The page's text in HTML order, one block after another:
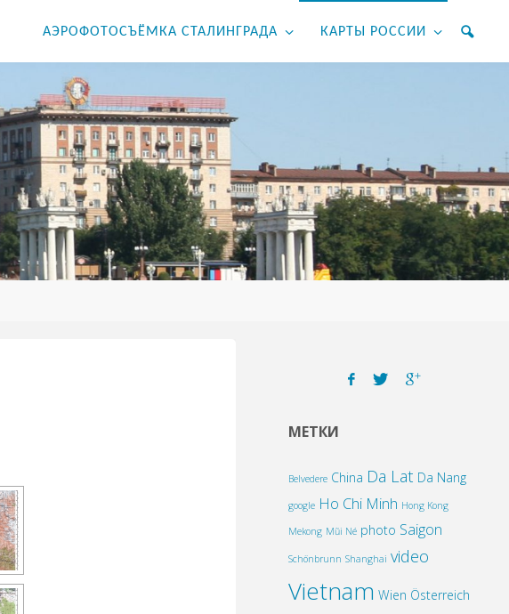
АЭРОФОТОСЪЁМКА СТАЛИНГРАДА КАРТЫ РОССИИ
МЕТКИ
Belvedere China Da Lat Da Nang
google Ho Chi Minh Hong Kong
Mekong Mũi Né photo Saigon
Schönbrunn Shanghai video
Vietnam Wien Österreich